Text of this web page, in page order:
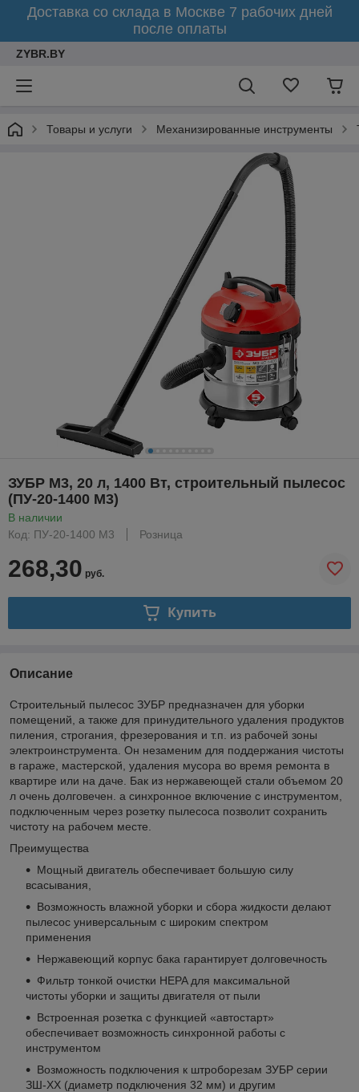
Доставка со склада в Москве 7 рабочих дней
после оплаты
ZYBR.BY
Товары и услуги Механизированные инструменты
ЗУБР М3, 20 л, 1400 Вт, строительный пылесос
(ПУ-20-1400 М3)
В наличии
Код: ПУ-20-1400 М3
Розница
268,30 руб.
Купить
Описание
Строительный пылесос ЗУБР предназначен для уборки
помещений, а также для принудительного удаления продуктов
пиления, строгания, фрезерования и т.п. из рабочей зоны
электроинструмента. Он незаменим для поддержания чистоты
в гараже, мастерской, удаления мусора во время ремонта в
квартире или на даче. Бак из нержавеющей стали объемом 20
л очень долговечен. а синхронное включение с инструментом,
подключенным через розетку пылесоса позволит сохранить
чистоту на рабочем месте.
Преимущества
Мощный двигатель обеспечивает большую силу
всасывания,
Возможность влажной уборки и сбора жидкости делают
пылесос универсальным с широким спектром
применения
Нержавеющий корпус бака гарантирует долговечность
Фильтр тонкой очистки HEPA для максимальной
чистоты уборки и защиты двигателя от пыли
Встроенная розетка с функцией «автостарт»
обеспечивает возможность синхронной работы с
инструментом
Возможность подключения к штроборезам ЗУБР серии
ЗШ-ХХ (диаметр подключения 32 мм) и другим